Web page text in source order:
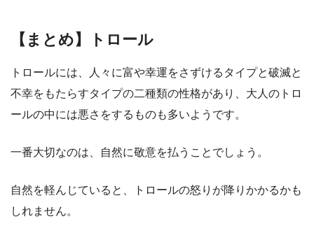
【まとめ】トロール
トロールには、人々に富や幸運をさずけるタイプと破滅と
不幸をもたらすタイプの二種類の性格があり、大人のトロ
ールの中には悪さをするものも多いようです。
一番大切なのは、自然に敬意を払うことでしょう。
自然を軽んじていると、トロールの怒りが降りかかるかも
しれません。